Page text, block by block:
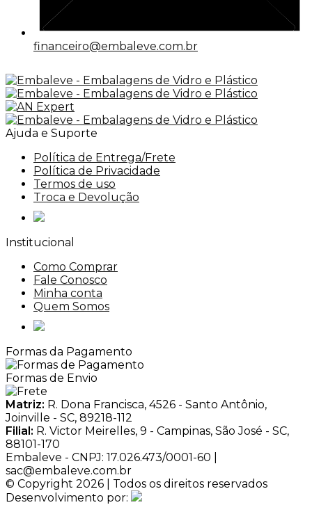
financeiro@embaleve.com.br
Ajuda e Suporte
Política de Entrega/Frete
Política de Privacidade
Termos de uso
Troca e Devolução
Institucional
Como Comprar
Fale Conosco
Minha conta
Quem Somos
Formas da Pagamento
Formas de Envio
Matriz: R. Dona Francisca, 4526 - Santo Antônio,
Joinville - SC, 89218-112
Filial: R. Victor Meirelles, 9 - Campinas, São José - SC,
88101-170
Embaleve - CNPJ: 17.026.473/0001-60 |
sac@embaleve.com.br
© Copyright 2026 | Todos os direitos reservados
Desenvolvimento por: